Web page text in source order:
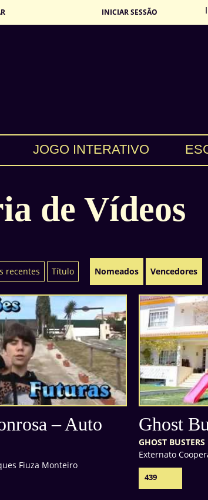
INICIAR SESSÃO
JOGO INTERATIVO
de Vídeos
recentes Título Nomeados Vencedores
– Auto
Fiuza Monteiro
Ghost
GHOST BUSTERS
Externato
439